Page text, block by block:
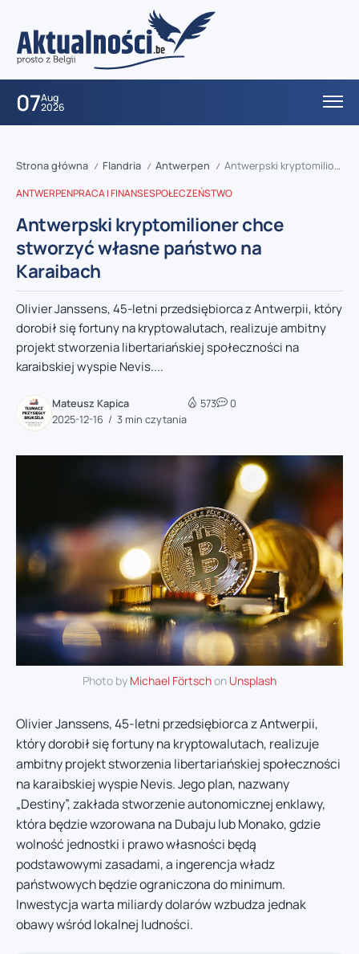
07Aug
2026
Strona główna / Flandria / Antwerpen / Antwerpski kryptomilioner chce stworzyć własne państwo na Karaibach
ANTWERPENPRACA I FINANSESPOŁECZEŃSTWO
Antwerpski kryptomilioner chce
stworzyć własne państwo na
Karaibach
Olivier Janssens, 45-letni przedsiębiorca z Antwerpii, który
dorobił się fortuny na kryptowalutach, realizuje ambitny
projekt stworzenia libertariańskiej społeczności na
karaibskiej wyspie Nevis....
Mateusz Kapica
2025-12-16
3 min czytania
573 0
Photo by Michael Förtschon Unsplash
Olivier Janssens, 45-letni przedsiębiorca z Antwerpii,
który dorobił się fortuny na kryptowalutach, realizuje
ambitny projekt stworzenia libertariańskiej społeczności
na karaibskiej wyspie Nevis. Jego plan, nazwany
„Destiny”, zakłada stworzenie autonomicznej enklawy,
która będzie wzorowana na Dubaju lub Monako, gdzie
wolność jednostki i prawo własności będą
podstawowymi zasadami, a ingerencja władz
państwowych będzie ograniczona do minimum.
Inwestycja warta miliardy dolarów wzbudza jednak
obawy wśród lokalnej ludności.